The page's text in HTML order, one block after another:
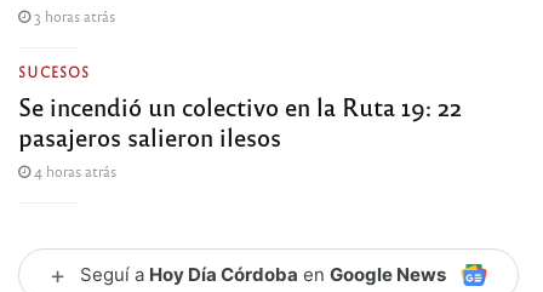
3 horas atrás
SUCESOS
Se incendió un colectivo en la Ruta 19: 22
pasajeros salieron ilesos
4 horas atrás
+ Seguí a Hoy Día Córdoba en Google News